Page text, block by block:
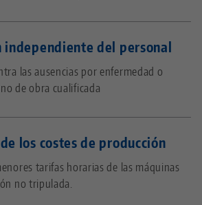
independiente del personal
las ausencias por enfermedad o
de obra cualificada
los costes de producción
tarifas horarias de las máquinas
no tripulada.